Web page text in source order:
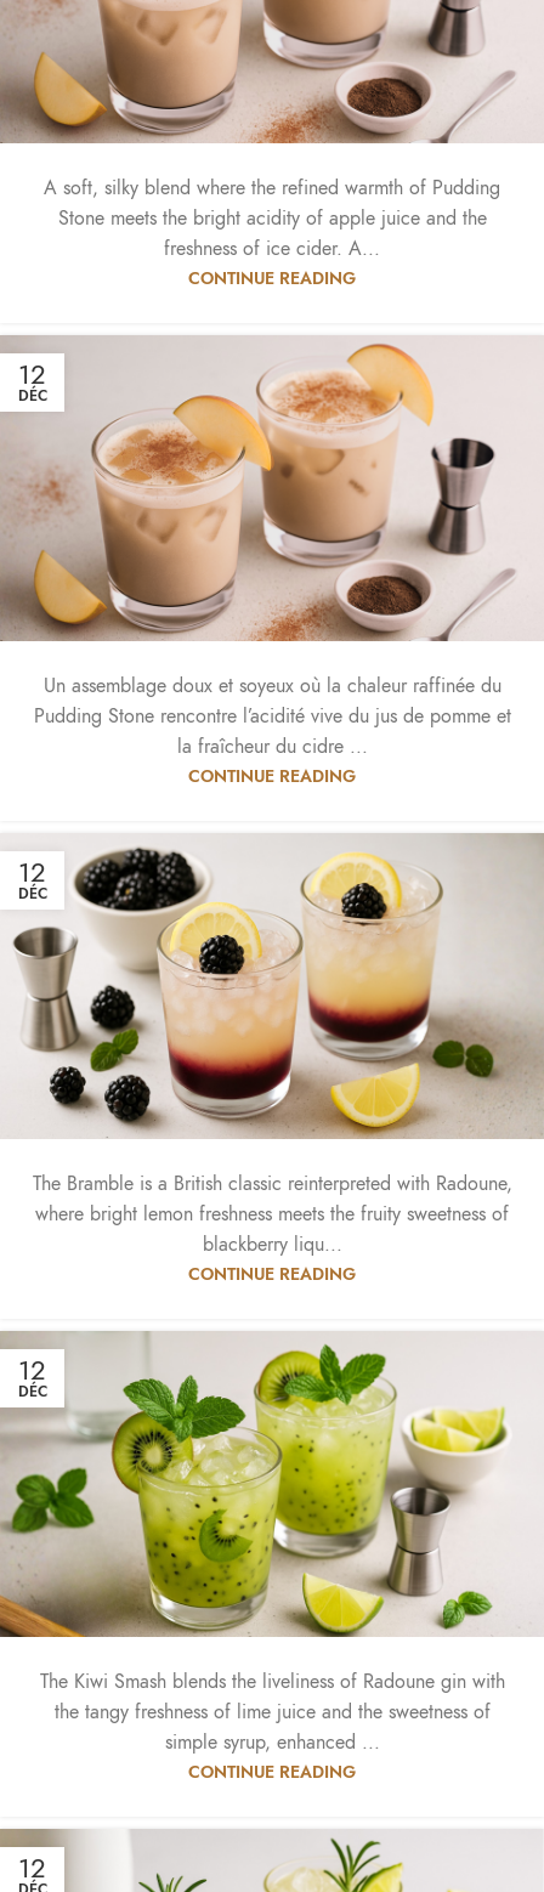
A soft, silky blend where the refined warmth of Pudding
Stone meets the bright acidity of apple juice and the
freshness of ice cider. A...
CONTINUE READING
12
DÉC
Un assemblage doux et soyeux où la chaleur raffinée du
Pudding Stone rencontre l’acidité vive du jus de pomme et
la fraîcheur du cidre ...
CONTINUE READING
12
DÉC
The Bramble is a British classic reinterpreted with Radoune,
where bright lemon freshness meets the fruity sweetness of
blackberry liqu...
CONTINUE READING
12
DÉC
The Kiwi Smash blends the liveliness of Radoune gin with
the tangy freshness of lime juice and the sweetness of
simple syrup, enhanced ...
CONTINUE READING
12